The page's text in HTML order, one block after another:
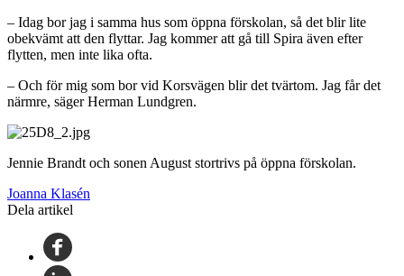
– Idag bor jag i samma hus som öppna förskolan, så det blir lite
obekvämt att den flyttar. Jag kommer att gå till Spira även efter
flytten, men inte lika ofta.
– Och för mig som bor vid Korsvägen blir det tvärtom. Jag får det
närmre, säger Herman Lundgren.
Jennie Brandt och sonen August stortrivs på öppna förskolan.
Joanna Klasén
Dela artikel